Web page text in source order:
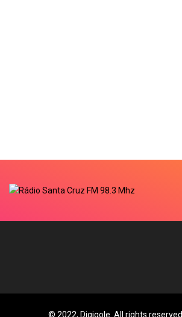
© 2022, Digiqole. All rights reserved